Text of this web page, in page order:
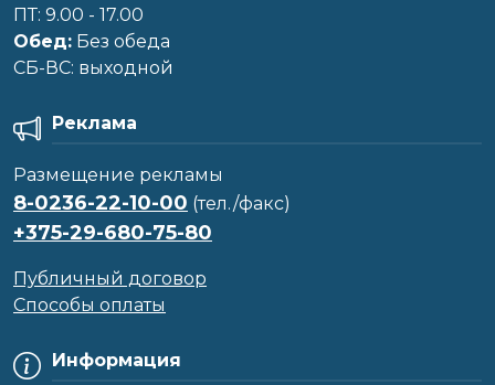
ПТ: 9.00 - 17.00
Обед: Без обеда
CБ-ВС: выходной
Информация
Реклама
Размещение рекламы
8-0236-22-10-00 (тел./факс)
+375-29-680-75-80
Публичный договор
Способы оплаты